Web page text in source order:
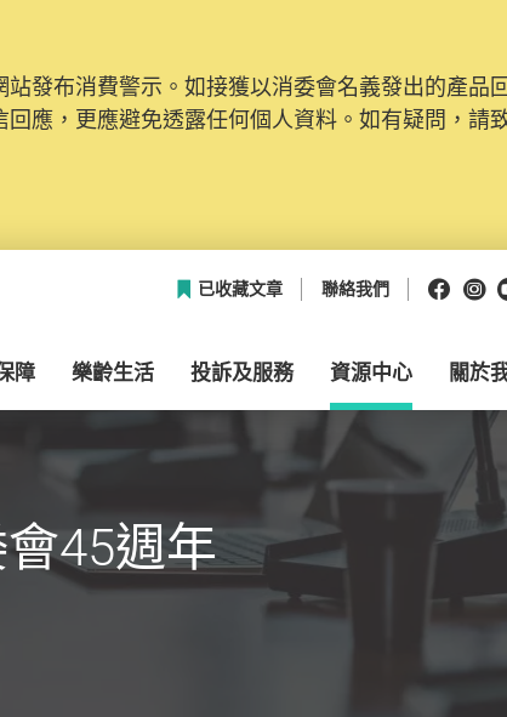
發布消費警示。如接獲以消委會名義發出的產品
應，更應避免透露任何個人資料。如有疑問，請
已收藏文章 聯絡我們
障 樂齡生活 投訴及服務 資源中心 關於
45週年